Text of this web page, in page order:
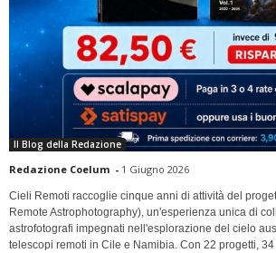
Il Blog della Redazione
Redazione Coelum - 1 Giugno 2026
Cieli Remoti raccoglie cinque anni di attività del
Remote Astrophotography), un'esperienza unica di
astrofotografi impegnati nell'esplorazione del cielo
telescopi remoti in Cile e Namibia. Con 22 progetti,